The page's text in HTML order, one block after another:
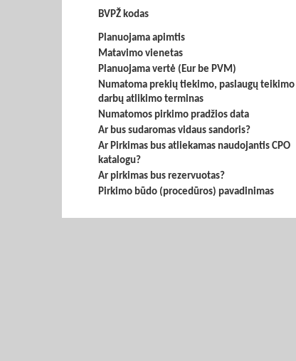
BVPŽ kodas
Planuojama apimtis
Matavimo vienetas
Planuojama vertė (Eur be PVM)
Numatoma prekių tiekimo, paslaugų teikimo
darbų atlikimo terminas
Numatomos pirkimo pradžios data
Ar bus sudaromas vidaus sandoris?
Ar Pirkimas bus atliekamas naudojantis CPO
katalogu?
Ar pirkimas bus rezervuotas?
Pirkimo būdo (procedūros) pavadinimas